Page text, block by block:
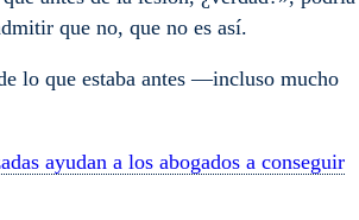
que no, que no es así.
lo que estaba antes —incluso mucho
ayudan a los abogados a conseguir